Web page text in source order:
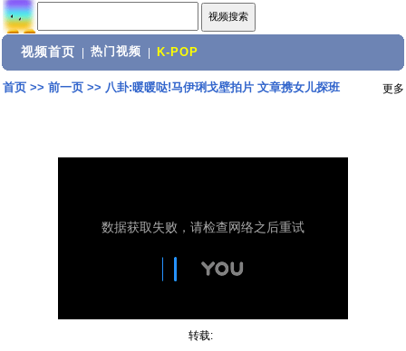
视频首页 热门视频 K-POP
首页>> 前一页>> 八卦:暖暖哒!马伊琍戈壁拍片 文章携女儿探班 更多
转载: